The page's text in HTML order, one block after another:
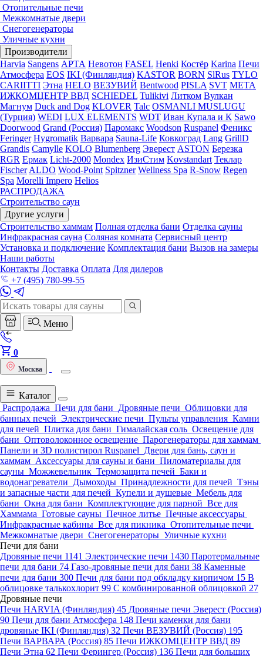
Отопительные печи
Межкомнатые двери
Снегогенераторы
Уличные кухни
Производители
Harvia Sangens АРТА Невотон FASEL Henki Костёр Karina Печи
Атмосфера EOS IKI (Финляндия) KASTOR BORN SlRus TYLO
CARIITTI Этна HELO ВЕЗУВИЙ Bentwood PISLA SVT МЕТА
ИЖКОМЦЕНТР ВВД SCHIEDEL Tulikivi Литком Вулкан
Магнум Duck and Dog KLOVER Talc OSMANLI MUSLUGU
(Турция) WEDI LUX ELEMENTS WDT Иван Купала и К Sawo
Doorwood Grand (Россия) Паромакс Woodson Ruspanel Феникс
Feringer Hygromatik Варвара Sauna-Life Ковкоград Lang GrillD
Grandis Camylle KOLO Blumenberg Эверест ASTON Березка
RGR Ермак Licht-2000 Mondex ИзиСтим Kovstandart Теклар
Fischer ALDO Wood-Point Spitzner Wellness Spa R-Snow Regen
Spa Morelli Impero Helios
РАСПРОДАЖА
Строительство саун
Другие услуги
Строительство хаммам Полная отделка бани Отделка сауны
Инфракрасная сауна Соляная комната Сервисный центр
Установка и подключение Комплектация бани Вызов на замеры
Наши работы
Контакты Доставка Оплата Для дилеров
+7 (495) 780-99-55
Меню
0
Москва
Каталог
Распродажа Печи для бани Дровяные печи Облицовки для
банных печей Электрические печи Пульты управления Камни
для печей Плитка для бани Гималайская соль Освещение для
бани Оптоволоконное освещение Парогенераторы для хаммам
Панели и 3D полистирол Ruspanel Двери для бань, саун и
хаммам Аксессуары для сауны и бани Пиломатериалы для
сауны Можжевельник Термозащита печей Баки и
водонагреватели Дымоходы Принадлежности для печей Тэны
и запасные части для печей Купели и душевые Мебель для
бани Окна для бани Комплектующие для парной Все для
Хаммама Готовые сауны Печное литье Печные аксессуары
Инфракрасные кабины Все для пикника Отопительные печи
Межкомнатые двери Снегогенераторы Уличные кухни
Печи для бани
Дровяные печи 1141 Электрические печи 1430 Паротермальные
печи для бани 74 Газо-дровяные печи для бани 38 Каменные
печи для бани 300 Печи для бани под обкладку кирпичом 15 В
облицовке талькохлорит 99 С комбинированной облицовкой 27
Дровяные печи
Печи HARVIA (Финляндия) 45 Дровяные печи Эверест (Россия)
90 Печи для бани Атмосфера 148 Печи каменки для бани
дровяные IKI (Финляндия) 32 Печи ВЕЗУВИЙ (Россия) 195
Печи ВАРВАРА (Россия) 85 Печи ИЖКОМЦЕНТР ВВД 89
Печи Этна 62 Печи Ферингер (Россия) 136 Печи для больших